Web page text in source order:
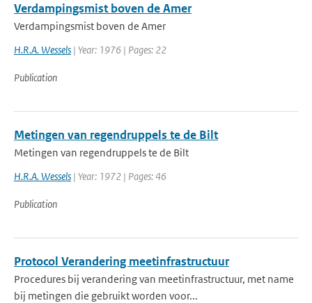
Verdampingsmist boven de Amer
Verdampingsmist boven de Amer
H.R.A. Wessels | Year: 1976 | Pages: 22
Publication
Metingen van regendruppels te de Bilt
Metingen van regendruppels te de Bilt
H.R.A. Wessels | Year: 1972 | Pages: 46
Publication
Protocol Verandering meetinfrastructuur
Procedures bij verandering van meetinfrastructuur, met name
bij metingen die gebruikt worden voor...